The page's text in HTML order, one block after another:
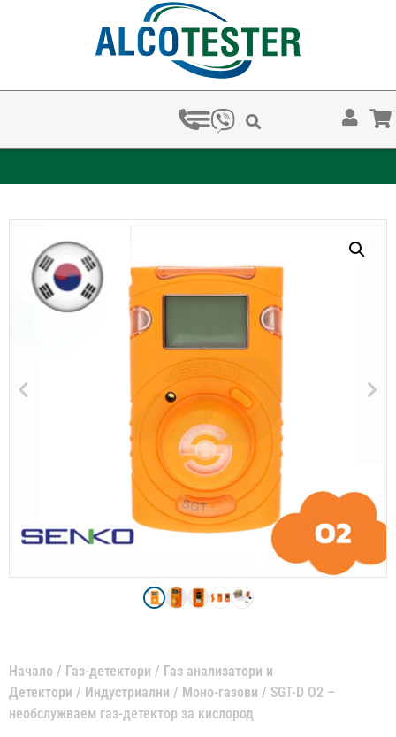
Начало / Газ-детектори / Газ анализатори и
Детектори / Индустриални / Моно-газови / SGT-D O2 –
необслужваем газ-детектор за кислород